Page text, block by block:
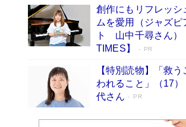
Book Bang
「不意に涙が出そうに…」高嶋政伸
た“13歳の娘を暴行する役”への葛藤
シーコーディネーターに支えられた
創作にもリフレッシ
ムを愛用（ジャズピ
ト 山中千尋さん）
TIMES】
PR
【特別読物】「救
われること」（17
代さん
PR